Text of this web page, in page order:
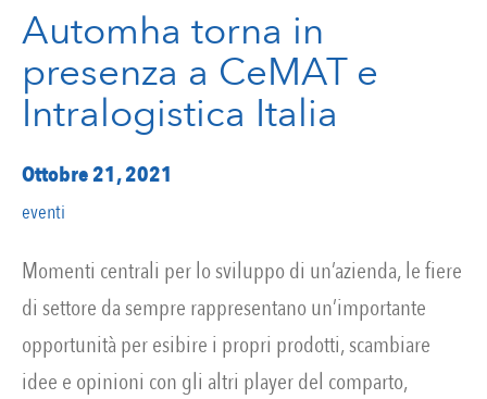
Automha torna in
presenza a CeMAT e
Intralogistica Italia
Ottobre 21, 2021
eventi
Momenti centrali per lo sviluppo di un’azienda, le fiere
di settore da sempre rappresentano un’importante
opportunità per esibire i propri prodotti, scambiare
idee e opinioni con gli altri player del comparto,